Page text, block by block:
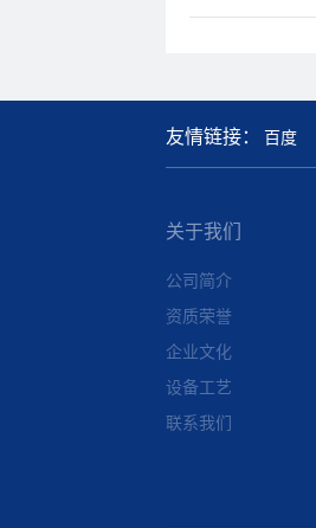
友情链接： 百度
关于我们
公司简介
资质荣誉
企业文化
设备工艺
联系我们